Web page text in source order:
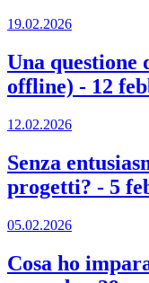
19.02.2026
Una
offline) - 12
12.02.2026
Senza
progetti? - 5
05.02.2026
Cosa ho